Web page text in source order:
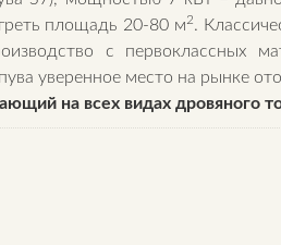
площадь 20-80 м2.
с первоклассных
уверенное место на рынке
на всех видах дровяного